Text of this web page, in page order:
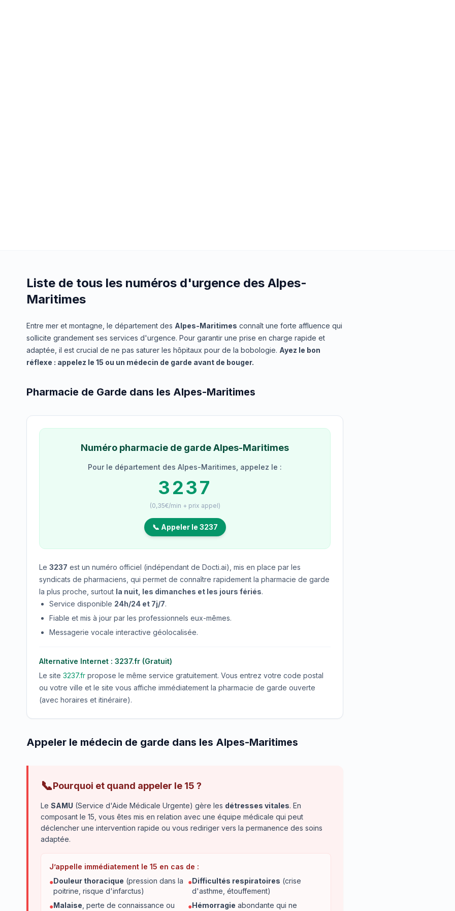
Liste de tous les numéros d'urgence des Alpes-
Maritimes
Entre mer et montagne, le département des Alpes-Maritimes connaît une forte affluence qui
sollicite grandement ses services d'urgence. Pour garantir une prise en charge rapide et
adaptée, il est crucial de ne pas saturer les hôpitaux pour de la bobologie. Ayez le bon
réflexe : appelez le 15 ou un médecin de garde avant de bouger.
Pharmacie de Garde dans les Alpes-Maritimes
Numéro pharmacie de garde Alpes-Maritimes
Pour le département des Alpes-Maritimes, appelez le :
3237
(0,35€/min + prix appel)
📞 Appeler le 3237
Le 3237 est un numéro officiel (indépendant de Docti.ai), mis en place par les
syndicats de pharmaciens, qui permet de connaître rapidement la pharmacie de garde
la plus proche, surtout la nuit, les dimanches et les jours fériés.
Service disponible 24h/24 et 7j/7.
Fiable et mis à jour par les professionnels eux-mêmes.
Messagerie vocale interactive géolocalisée.
Alternative Internet : 3237.fr (Gratuit)
Le site 3237.fr propose le même service gratuitement. Vous entrez votre code postal
ou votre ville et le site vous affiche immédiatement la pharmacie de garde ouverte
(avec horaires et itinéraire).
Appeler le médecin de garde dans les Alpes-Maritimes
📞Pourquoi et quand appeler le 15 ?
Le SAMU (Service d'Aide Médicale Urgente) gère les détresses vitales. En
composant le 15, vous êtes mis en relation avec une équipe médicale qui peut
déclencher une intervention rapide ou vous rediriger vers la permanence des soins
adaptée.
J’appelle immédiatement le 15 en cas de :
●Douleur thoracique (pression dans la
poitrine, risque d'infarctus)
●Difficultés respiratoires (crise
d'asthme, étouffement)
●Malaise , perte de connaissance ou ●Hémorragie abondante qui ne